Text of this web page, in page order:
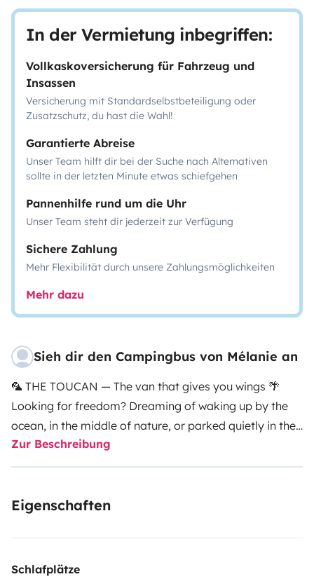
In der Vermietung inbegriffen:
Vollkaskoversicherung für Fahrzeug und
Insassen
Versicherung mit Standardselbstbeteiligung oder
Zusatzschutz, du hast die Wahl!
Garantierte Abreise
Unser Team hilft dir bei der Suche nach Alternativen
sollte in der letzten Minute etwas schiefgehen
Pannenhilfe rund um die Uhr
Unser Team steht dir jederzeit zur Verfügung
Sichere Zahlung
Mehr Flexibilität durch unsere Zahlungsmöglichkeiten
Mehr dazu
Sieh dir den Campingbus von Mélanie an
🦜 THE TOUCAN — The van that gives you wings 🌴
Looking for freedom? Dreaming of waking up by the
ocean, in the middle of nature, or parked quietly in the
city?
Hop into The Toucan, our brand-new Renault Trafic
Compact, powerful, and easy to drive… it goes
🛏️ Comfort (almost) like home
Zur Beschreibung
Eigenschaften
Schlafplätze